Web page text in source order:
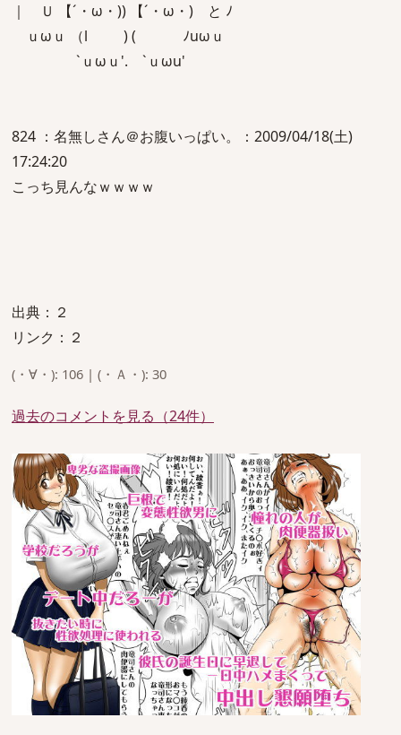
｜ Ｕ 【´・ω・)) 【´・ω・) と ﾉ
ｕωｕ （l ) ( ﾉuωｕ
`ｕωｕ'. `ｕωu'
824 ：名無しさん＠お腹いっぱい。：2009/04/18(土)
17:24:20
こっち見んなｗｗｗｗ
出典：２
リンク：２
(・∀・): 106 | (・Ａ・): 30
過去のコメントを見る（24件）